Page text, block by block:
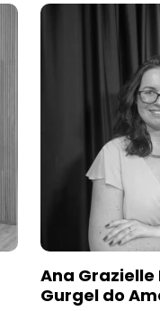
Ana
Gurgel do